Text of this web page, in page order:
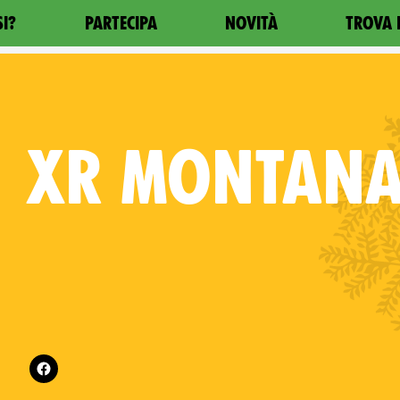
PARTECIPA NOVITÀ TROVA
XR
Follow XR Montana on
on